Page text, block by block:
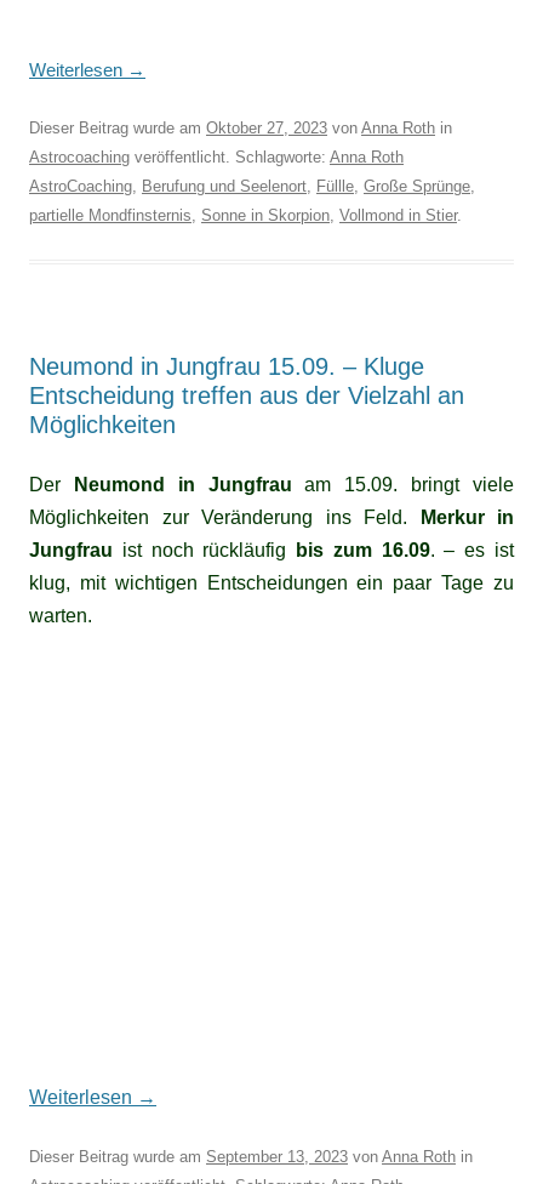
Weiterlesen →
Dieser Beitrag wurde am Oktober 27, 2023 von Anna Roth in
Astrocoaching veröffentlicht. Schlagworte: Anna Roth
AstroCoaching, Berufung und Seelenort, Füllle, Große Sprünge,
partielle Mondfinsternis, Sonne in Skorpion, Vollmond in Stier.
Neumond in Jungfrau 15.09. – Kluge
Entscheidung treffen aus der Vielzahl an
Möglichkeiten
Der Neumond in Jungfrauam 15.09. bringt viele
Möglichkeiten zur Veränderung ins Feld.
Merkur in
Jungfrau ist noch rückläufig bis zum 16.09. – es ist
klug, mit wichtigen Entscheidungen ein paar Tage zu
warten.
Weiterlesen →
Dieser Beitrag wurde am September 13, 2023 von Anna Roth in